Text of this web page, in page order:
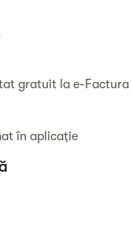
gratuit la e-Factura
în aplicație